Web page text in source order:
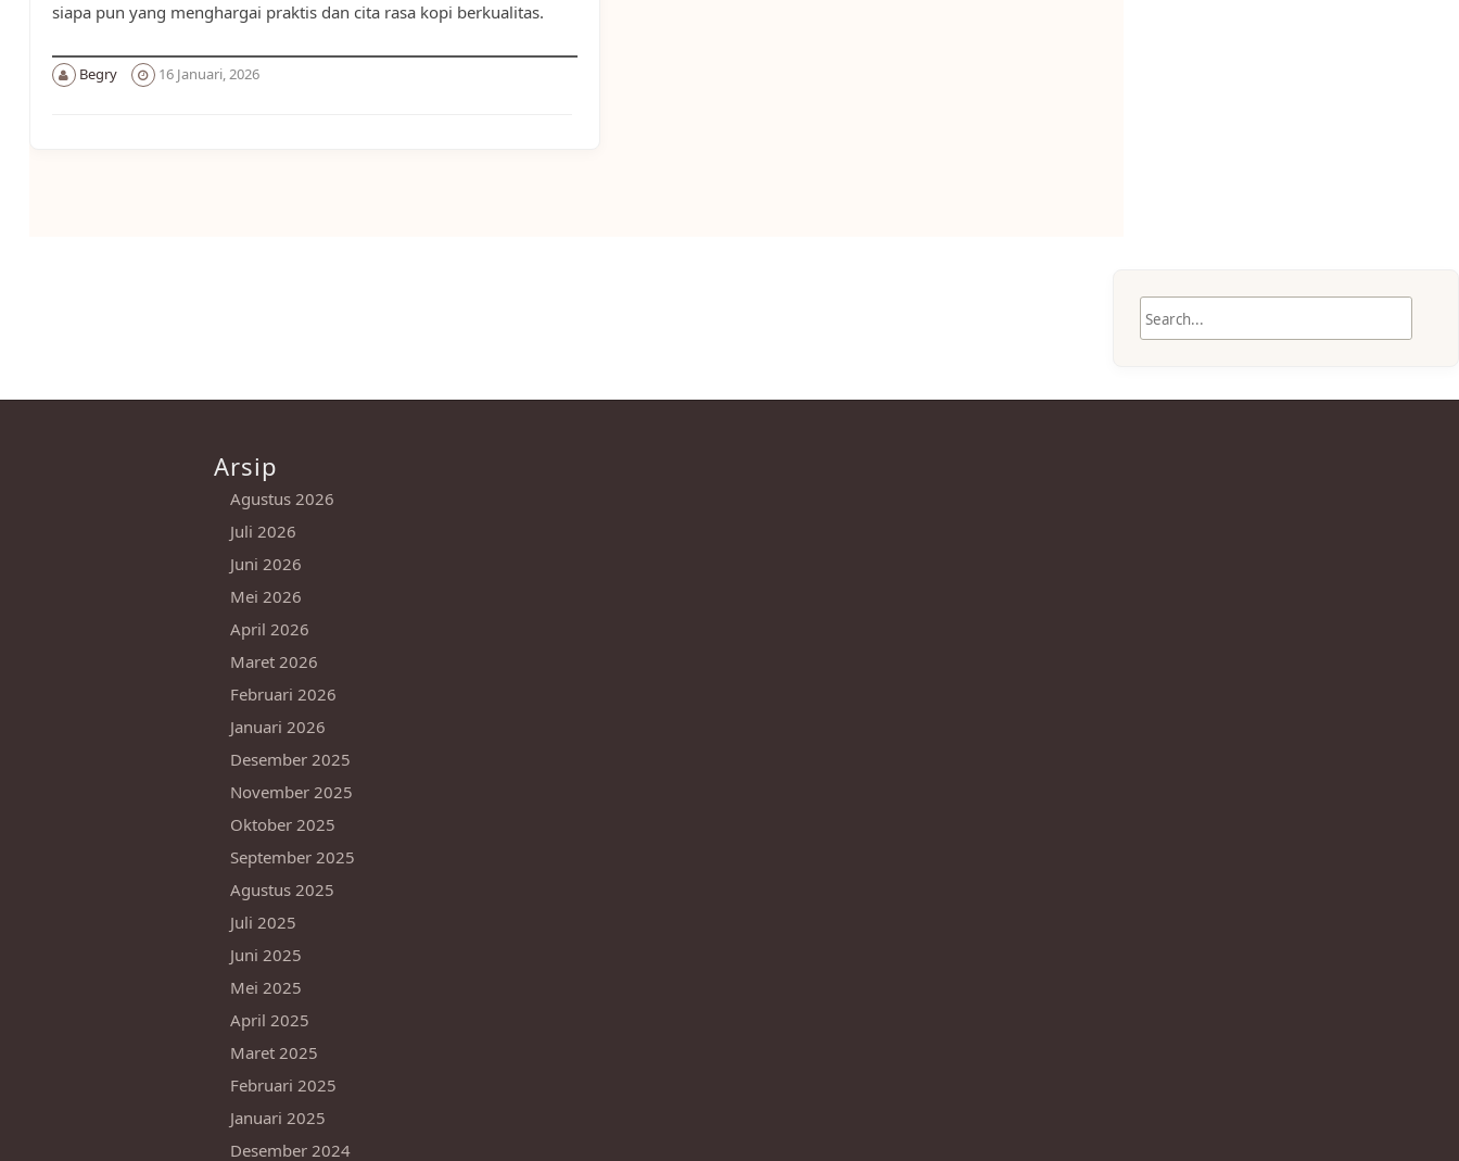
siapa pun yang menghargai praktis dan cita rasa kopi berkualitas.
Begry 16 Januari, 2026
Arsip
Agustus 2026
Juli 2026
Juni 2026
Mei 2026
April 2026
Maret 2026
Februari 2026
Januari 2026
Desember 2025
November 2025
Oktober 2025
September 2025
Agustus 2025
Juli 2025
Juni 2025
Mei 2025
April 2025
Maret 2025
Februari 2025
Januari 2025
Desember 2024